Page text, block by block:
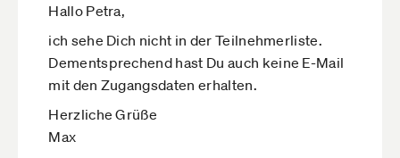
Hallo Petra,
ich sehe Dich nicht in der Teilnehmerliste.
Dementsprechend hast Du auch keine E-Mail
mit den Zugangsdaten erhalten.
Herzliche Grüße
Max